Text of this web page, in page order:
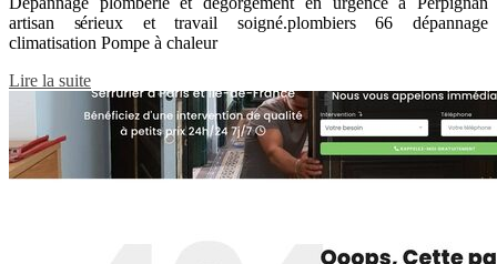
artisan sérieux et travail soigné.plombiers 66 dépannage
climatisation Pompe à chaleur
Lire la suite